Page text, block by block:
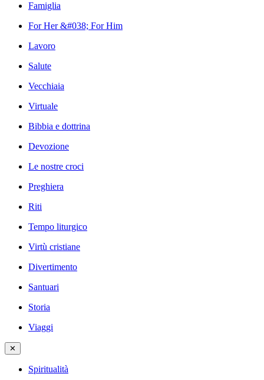
Famiglia
For Her &#038; For Him
Lavoro
Salute
Vecchiaia
Virtuale
Bibbia e dottrina
Devozione
Le nostre croci
Preghiera
Riti
Tempo liturgico
Virtù cristiane
Divertimento
Santuari
Storia
Viaggi
✕
Spiritualità